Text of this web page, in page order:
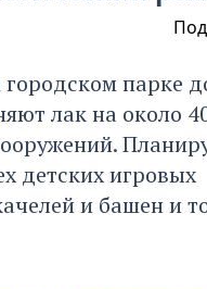
парке
лак на около
детских игровых
и башен и